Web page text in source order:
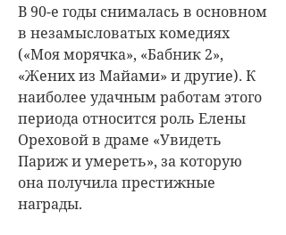
В 90-е годы снималась в основном
в незамысловатых комедиях
(«Моя морячка», «Бабник 2»,
«Жених из Майами» и другие). К
наиболее удачным работам этого
периода относится роль Елены
Ореховой в драме «Увидеть
Париж и умереть», за которую
она получила престижные
награды.